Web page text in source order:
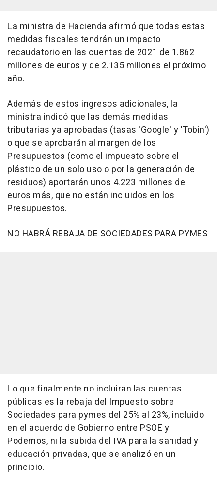
La ministra de Hacienda afirmó que todas estas
medidas fiscales tendrán un impacto
recaudatorio en las cuentas de 2021 de 1.862
millones de euros y de 2.135 millones el próximo
año.
Además de estos ingresos adicionales, la
ministra indicó que las demás medidas
tributarias ya aprobadas (tasas 'Google' y 'Tobin')
o que se aprobarán al margen de los
Presupuestos (como el impuesto sobre el
plástico de un solo uso o por la generación de
residuos) aportarán unos 4.223 millones de
euros más, que no están incluidos en los
Presupuestos.
NO HABRÁ REBAJA DE SOCIEDADES PARA PYMES
Lo que finalmente no incluirán las cuentas
públicas es la rebaja del Impuesto sobre
Sociedades para pymes del 25% al 23%, incluido
en el acuerdo de Gobierno entre PSOE y
Podemos, ni la subida del IVA para la sanidad y
educación privadas, que se analizó en un
principio.